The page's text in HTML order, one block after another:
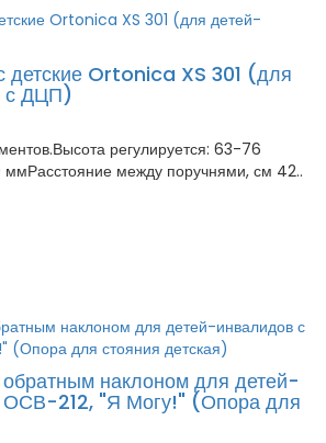
детские Ortonica XS 301 (для
с ДЦП)
регулируется: 63-76
между поручнями, см 42..
обратным наклоном для детей-
212, "Я Могу!" (Опора для